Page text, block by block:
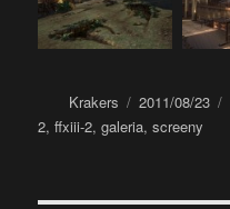
Autor
Krakers
Data
publikacji
2011/08/23
2,ffxiii-2,galeria,screeny